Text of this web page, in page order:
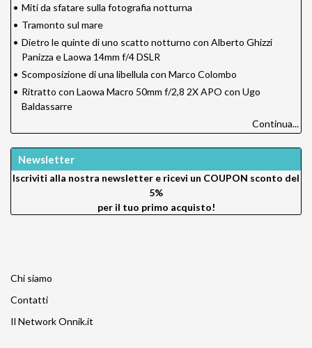
• Miti da sfatare sulla fotografia notturna
• Tramonto sul mare
• Dietro le quinte di uno scatto notturno con Alberto Ghizzi
Panizza e Laowa 14mm f/4 DSLR
• Scomposizione di una libellula con Marco Colombo
• Ritratto con Laowa Macro 50mm f/2,8 2X APO con Ugo
Baldassarre
Continua...
Newsletter
Iscriviti alla nostra newsletter e ricevi un COUPON sconto del
5%
per il tuo primo acquisto!
Chi siamo
Contatti
Il Network Onnik.it